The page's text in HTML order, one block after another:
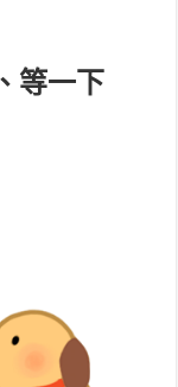
等一下